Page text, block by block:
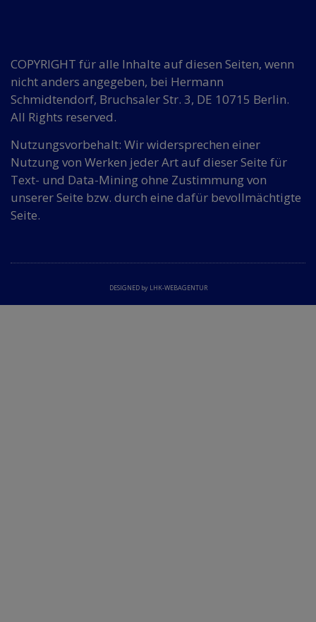
COPYRIGHT für alle Inhalte auf diesen Seiten, wenn
nicht anders angegeben, bei Hermann
Schmidtendorf, Bruchsaler Str. 3, DE 10715 Berlin.
All Rights reserved.
Nutzungsvorbehalt: Wir widersprechen einer
Nutzung von Werken jeder Art auf dieser Seite für
Text- und Data-Mining ohne Zustimmung von
unserer Seite bzw. durch eine dafür bevollmächtigte
Seite.
DESIGNED by LHK-WEBAGENTUR